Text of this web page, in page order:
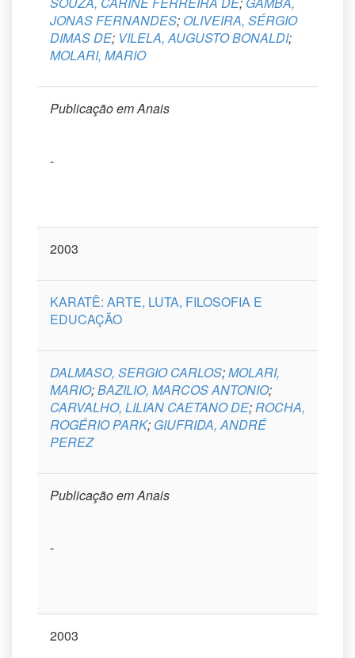
JONAS FERNANDES; OLIVEIRA, SÉRGIO
DIMAS DE; VILELA, AUGUSTO BONALDI;
MOLARI, MARIO
Publicação em Anais
-
2003
KARATÊ: ARTE, LUTA, FILOSOFIA E
EDUCAÇÃO
DALMASO, SERGIO CARLOS;MOLARI,
MARIO;BAZILIO, MARCOS ANTONIO;
CARVALHO, LILIAN CAETANO DE;ROCHA,
ROGÉRIO PARK; GIUFRIDA, ANDRÉ
PEREZ
Publicação em Anais
-
2003